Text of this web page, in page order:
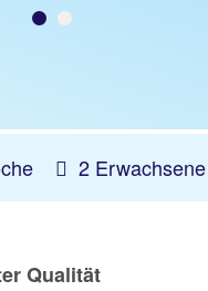
2 Erwachsene
Qualität